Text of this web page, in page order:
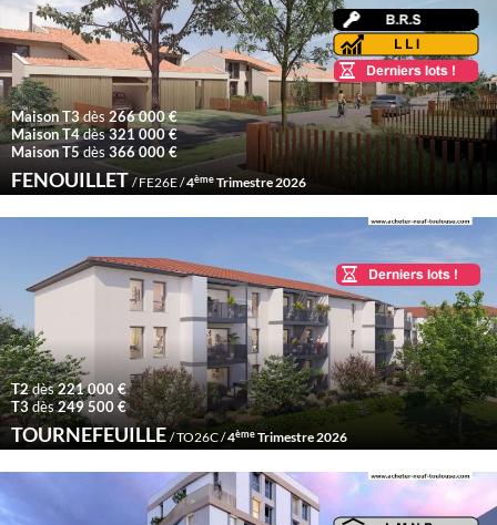
Maison T3dès266 000 €
Maison T4dès321 000 €
Maison T5dès 366 000 €
FENOUILLET/ FE26E /4èmeTrimestre 2026
T2dès221 000 €
T3dès249 500 €
TOURNEFEUILLE/ TO26C /4èmeTrimestre 2026